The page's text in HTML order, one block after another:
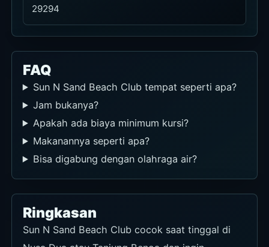
29294
FAQ
Sun N Sand Beach Club tempat seperti apa?
Jam bukanya?
Apakah ada biaya minimum kursi?
Makanannya seperti apa?
Bisa digabung dengan olahraga air?
Ringkasan
Sun N Sand Beach Club cocok saat tinggal di